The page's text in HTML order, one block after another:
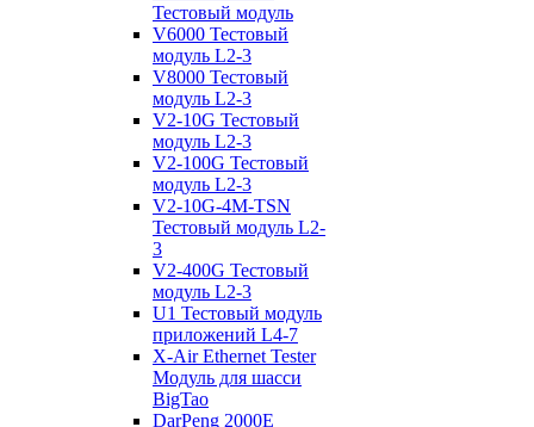
Тестовый модуль
V6000 Тестовый
модуль L2-3
V8000 Тестовый
модуль L2-3
V2-10G Тестовый
модуль L2-3
V2-100G Тестовый
модуль L2-3
V2-10G-4M-TSN
Тестовый модуль L2-
3
V2-400G Тестовый
модуль L2-3
U1 Тестовый модуль
приложений L4-7
X-Air Ethernet Tester
Модуль для шасси
BigTao
DarPeng 2000E